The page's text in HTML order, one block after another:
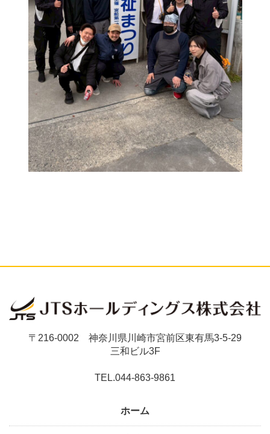
〒216-0002 神奈川県川崎市宮前区東有馬3-5-29
三和ビル3F
TEL.044-863-9861
ホーム